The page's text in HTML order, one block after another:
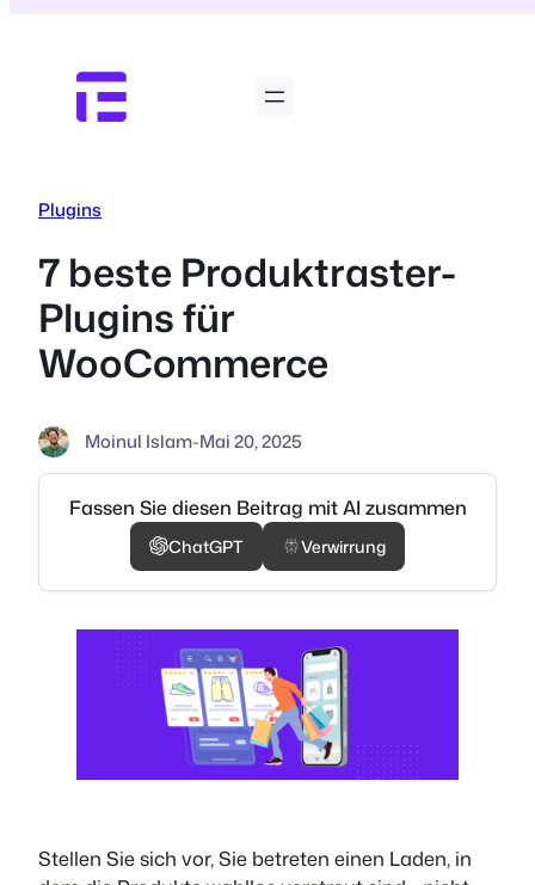
springen
Plugins
7 beste Produktraster-
Plugins für
WooCommerce
Moinul Islam-Mai 20, 2025
Fassen Sie diesen Beitrag mit AI zusammen
ChatGPT Verwirrung
Stellen Sie sich vor, Sie betreten einen Laden, in